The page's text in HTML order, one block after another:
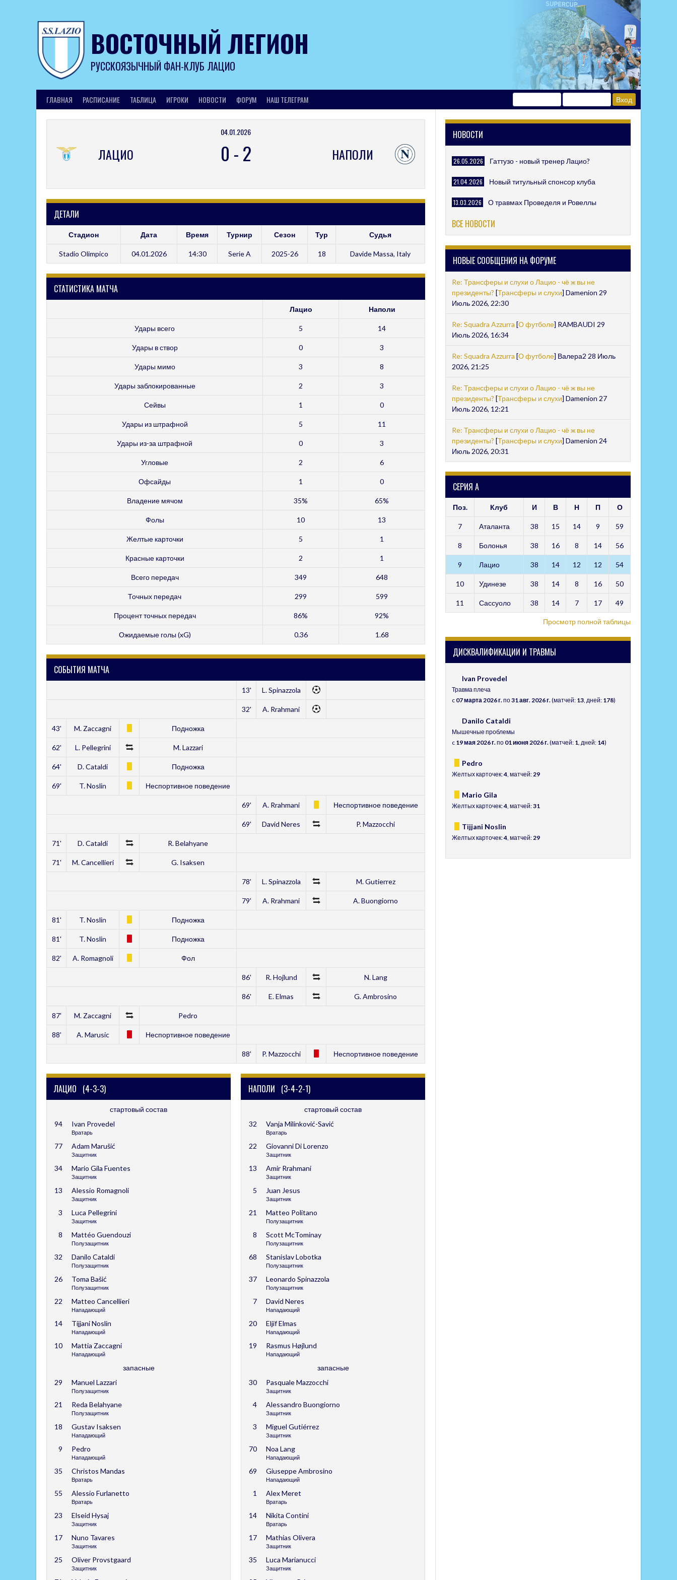
ВОСТОЧНЫЙ ЛЕГИОН
РУССКОЯЗЫЧНЫЙ ФАН-КЛУБ ЛАЦИО
ГЛАВНАЯ РАСПИСАНИЕ ТАБЛИЦА ИГРОКИ НОВОСТИ ФОРУМ НАШ ТЕЛЕГРАМ
ЛАЦИО НАПОЛИ
04.01.2026
0 -2
ДЕТАЛИ
Стадион Дата Время Турнир Сезон Тур Судья
Stadio Olimpico 04.01.2026 14:30 Serie A 2025-26 18 Davide Massa, Italy
СТАТИСТИКА МАТЧА
Лацио Наполи
Удары всего 5 14
Удары в створ 0 3
Удары мимо 3 8
Удары заблокированные 2 3
Сейвы 1 0
Удары из штрафной 5 11
Удары из-за штрафной 0 3
Угловые 2 6
Офсайды 1 0
Владение мячом 35% 65%
Фолы 10 13
Желтые карточки 5 1
Красные карточки 2 1
Всего передач 349 648
Точных передач 299 599
Процент точных передач 86% 92%
Ожидаемые голы (xG) 0.36 1.68
СОБЫТИЯ МАТЧА
13' L. Spinazzola
32' A. Rrahmani
43' M. Zaccagni Подножка
62' L. Pellegrini M. Lazzari
64' D. Cataldi Подножка
69' T. Noslin Неспортивное поведение
69' A. Rrahmani Неспортивное поведение
69' David Neres P. Mazzocchi
71' D. Cataldi R. Belahyane
71' M. Cancellieri G. Isaksen
78' L. Spinazzola M. Gutierrez
79' A. Rrahmani A. Buongiorno
81' T. Noslin Подножка
81' T. Noslin Подножка
82' A. Romagnoli Фол
86' R. Hojlund N. Lang
86' E. Elmas G. Ambrosino
87' M. Zaccagni Pedro
88' A. Marusic Неспортивное поведение
88' P. Mazzocchi Неспортивное поведение
ЛАЦИО (4-3-3)
стартовый состав
94
Ivan Provedel
Вратарь
77 Adam Marušić
Защитник
34 Mario Gila Fuentes
Защитник
13 Alessio Romagnoli
Защитник
3 Luca Pellegrini
Защитник
8 Mattéo Guendouzi
Полузащитник
32 Danilo Cataldi
Полузащитник
26 Toma Bašić
Полузащитник
22 Matteo Cancellieri
Нападающий
14 Tijjani Noslin
Нападающий
10 Mattia Zaccagni
Нападающий
запасные
29
Manuel Lazzari
Полузащитник
21 Reda Belahyane
Полузащитник
18 Gustav Isaksen
Нападающий
9 Pedro
Нападающий
35 Christos Mandas
Вратарь
55 Alessio Furlanetto
Вратарь
23 Elseid Hysaj
Защитник
17 Nuno Tavares
Защитник
25 Oliver Provstgaard
Защитник
НАПОЛИ (3-4-2-1)
стартовый состав
32
Vanja Milinković-Savić
Вратарь
22 Giovanni Di Lorenzo
Защитник
13 Amir Rrahmani
Защитник
5 Juan Jesus
Защитник
21 Matteo Politano
Полузащитник
8 Scott McTominay
Полузащитник
68 Stanislav Lobotka
Полузащитник
37 Leonardo Spinazzola
Полузащитник
7 David Neres
Нападающий
20 Eljif Elmas
Нападающий
19 Rasmus Højlund
Нападающий
запасные
30
Pasquale Mazzocchi
Защитник
4 Alessandro Buongiorno
Защитник
3 Miguel Gutiérrez
Защитник
70 Noa Lang
Нападающий
69 Giuseppe Ambrosino
Нападающий
1 Alex Meret
Вратарь
14 Nikita Contini
Вратарь
17 Mathías Olivera
Защитник
35 Luca Marianucci
Защитник
НОВОСТИ
26.05.2026 Гаттузо - новый тренер Лацио?
21.04.2026 Новый титульный спонсор клуба
13.03.2026 О травмах Проведеля и Ровеллы
ВСЕ НОВОСТИ
НОВЫЕ СООБЩЕНИЯ НА ФОРУМЕ
Re: Трансферы и слухи о Лацио - чё ж вы не
президенты? [Трансферы и слухи] Damenion 29
Июль 2026, 22:30
Re: Squadra Azzurra [О футболе] RAMBAUDI 29
Июль 2026, 16:34
Re: Squadra Azzurra [О футболе] Валера2 28 Июль
2026, 21:25
Re: Трансферы и слухи о Лацио - чё ж вы не
президенты? [Трансферы и слухи] Damenion 27
Июль 2026, 12:21
Re: Трансферы и слухи о Лацио - чё ж вы не
президенты? [Трансферы и слухи] Damenion 24
Июль 2026, 20:31
СЕРИЯ А
Поз. Клуб И В Н П О
7 Аталанта 38 15 14 9 59
8 Болонья 38 16 8 14 56
9 Лацио 38 14 12 12 54
10 Удинезе 38 14 8 16 50
11 Сассуоло 38 14 7 17 49
Просмотр полной таблицы
ДИСКВАЛИФИКАЦИИ И ТРАВМЫ
Ivan Provedel
Травма плеча
c 07 марта 2026 г. по31 авг. 2026 г. (матчей: 13 , дней: 178)
Danilo Cataldi
Мышечные проблемы
c 19 мая 2026 г. по 01 июня 2026 г. (матчей: 1 , дней: 14)
Pedro
Желтых карточек:4 , матчей: 29
Mario Gila
Желтых карточек:4 , матчей:31
Tijjani Noslin
Желтых карточек:4 , матчей: 29